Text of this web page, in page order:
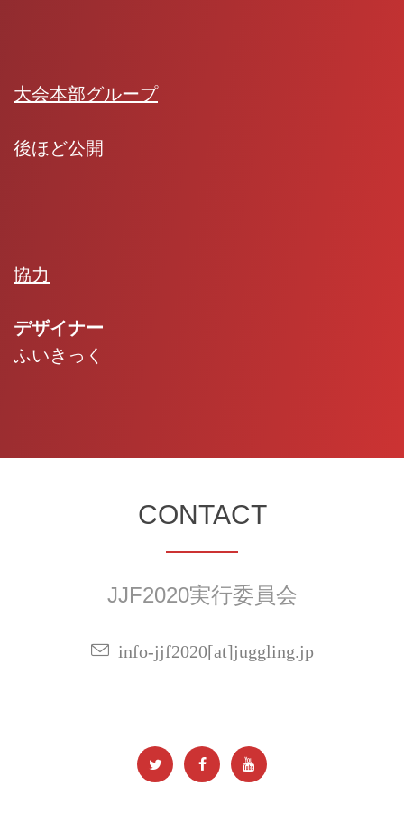
大会本部グループ
後ほど公開
協力
デザイナー
ふいきっく
CONTACT
JJF2020実行委員会
info-jjf2020[at]juggling.jp